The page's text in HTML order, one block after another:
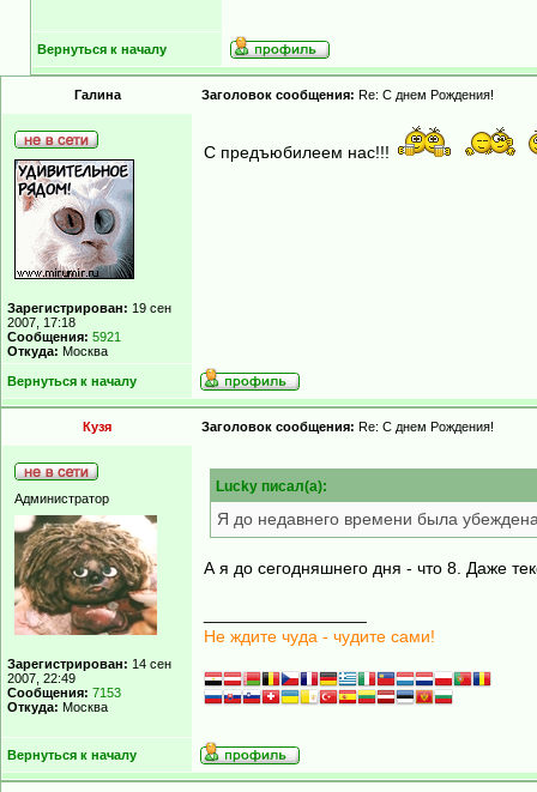
Вернуться к началу
Гaлинa Заголовок сообщения: Re: С днем Рождения!
Зарегистрирован: 19 сен
2007, 17:18
Сообщения: 5921
Откуда: Москва
С предъюбилеем нас!!!
Вернуться к началу
Кузя Заголовок сообщения: Re: С днем Рождения!
Администратор
Зарегистрирован: 14 сен
2007, 22:49
Сообщения: 7153
Откуда: Москва
Lucky писал(а):
Я до недавнего времени была
А я до сегодняшнего дня - что 8. Даже
Не ждите чуда - чудите сами!
Вернуться к началу